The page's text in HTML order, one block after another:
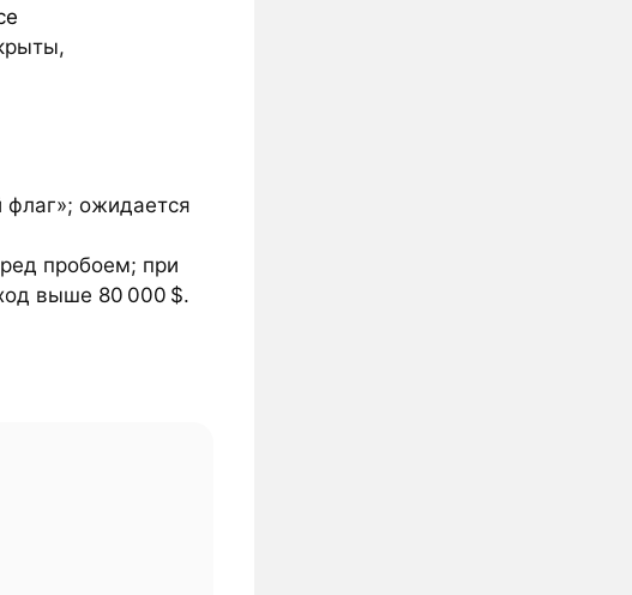
ожидается
пробоем; при
выше 80 000 $.